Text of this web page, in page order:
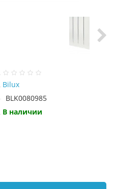
Bilux
BLK0080985
В наличии